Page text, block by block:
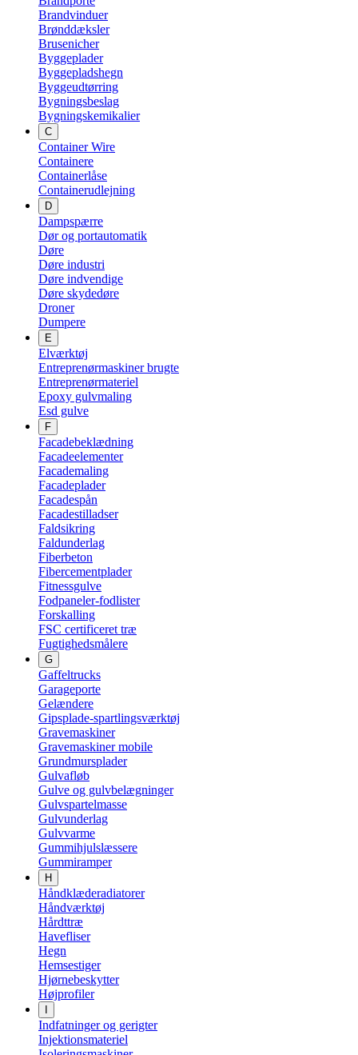
Brandvinduer
Brønddæksler
Brusenicher
Byggeplader
Byggepladshegn
Byggeudtørring
Bygningsbeslag
Bygningskemikalier
C
Container Wire
Containere
Containerlåse
Containerudlejning
D
Dampspærre
Dør og portautomatik
Døre
Døre industri
Døre indvendige
Døre skydedøre
Droner
Dumpere
E
Elværktøj
Entreprenørmaskiner brugte
Entreprenørmateriel
Epoxy gulvmaling
Esd gulve
F
Facadebeklædning
Facadeelementer
Facademaling
Facadeplader
Facadespån
Facadestilladser
Faldsikring
Faldunderlag
Fiberbeton
Fibercementplader
Fitnessgulve
Fodpaneler-fodlister
Forskalling
FSC certificeret træ
Fugtighedsmålere
G
Gaffeltrucks
Garageporte
Gelændere
Gipsplade-spartlingsværktøj
Gravemaskiner
Gravemaskiner mobile
Grundmursplader
Gulvafløb
Gulve og gulvbelægninger
Gulvspartelmasse
Gulvunderlag
Gulvvarme
Gummihjulslæssere
Gummiramper
H
Håndklæderadiatorer
Håndværktøj
Hårdttræ
Havefliser
Hegn
Hemsestiger
Hjørnebeskytter
Højprofiler
Indfatninger og gerigter
Injektionsmateriel